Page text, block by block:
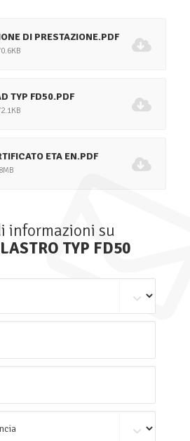
DI PRESTAZIONE.PDF
TYP FD50.PDF
ETA EN.PDF
informazioni su
TYP FD50